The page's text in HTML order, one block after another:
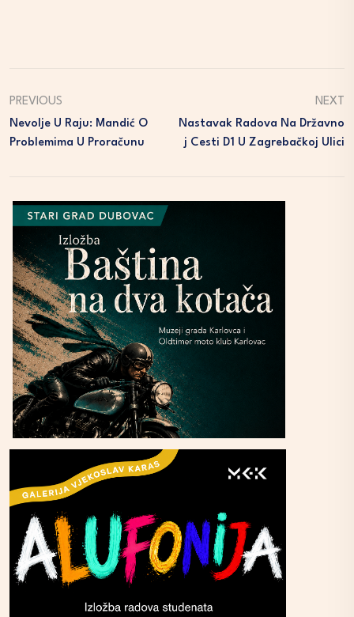
PREVIOUS
Nevolje U Raju: Mandić O
Problemima U Proračunu
NEXT
Nastavak Radova Na Državno
J Cesti D1 U Zagrebačkoj Ulici